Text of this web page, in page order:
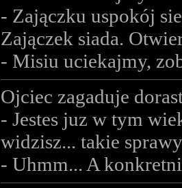
- Zajączku uspokój
Zajączek siada.
- Misiu uciekajmy,
Ojciec zagaduje
- Jestes juz w tym
widzisz... takie
- Uhmm... A